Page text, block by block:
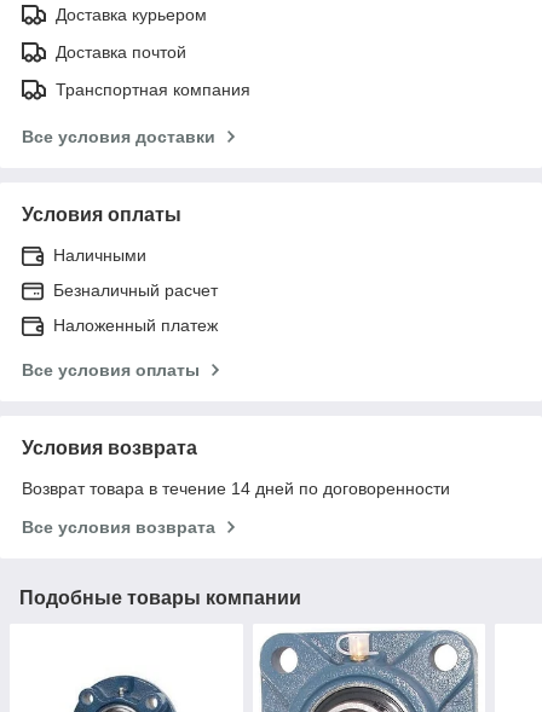
Доставка курьером
Доставка почтой
Транспортная компания
Все условия доставки
Условия оплаты
Наличными
Безналичный расчет
Наложенный платеж
Все условия оплаты
Условия возврата
Возврат товара в течение 14 дней по договоренности
Все условия возврата
Подобные товары компании